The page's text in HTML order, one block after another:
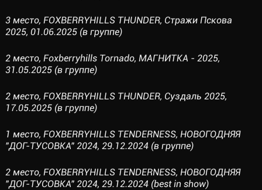
3 место, FOXBERRYHILLS THUNDER, Стражи Пскова
2025, 01.06.2025 (в группе)
2 место, Foxberryhills Tornado, МАГНИТКА - 2025,
31.05.2025 (в группе)
2 место, FOXBERRYHILLS THUNDER, Суздаль 2025,
17.05.2025 (в группе)
1 место, FOXBERRYHILLS TENDERNESS, НОВОГОДНЯЯ
"ДОГ-ТУСОВКА" 2024, 29.12.2024 (в группе)
2 место, FOXBERRYHILLS TENDERNESS, НОВОГОДНЯЯ
"ДОГ-ТУСОВКА" 2024, 29.12.2024 (best in show)